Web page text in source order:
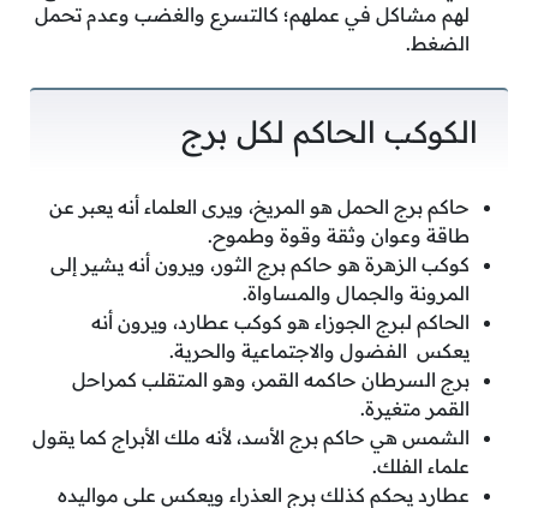
لهم مشاكل في عملهم؛ كالتسرع والغضب وعدم تحمل
الضغط.
الكوكب الحاكم لكل برج
حاكم برج الحمل هو المريخ، ويرى العلماء أنه يعبر عن
طاقة وعوان وثقة وقوة وطموح.
كوكب الزهرة هو حاكم برج الثور، ويرون أنه يشير إلى
المرونة والجمال والمساواة.
الحاكم لبرج الجوزاء هو كوكب عطارد، ويرون أنه
يعكس الفضول والاجتماعية والحرية.
برج السرطان حاكمه القمر، وهو المتقلب كمراحل
القمر متغيرة.
الشمس هي حاكم برج الأسد، لأنه ملك الأبراج كما يقول
علماء الفلك.
عطارد يحكم كذلك برج العذراء ويعكس على مواليده